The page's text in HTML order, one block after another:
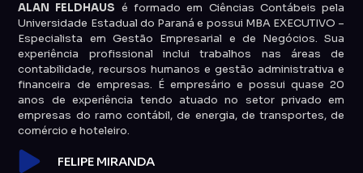
ALAN FELDHAUS é formado em Ciências Contábeis pela
Universidade Estadual do Paraná e possui MBA EXECUTIVO –
Especialista em Gestão Empresarial e de Negócios. Sua
experiência profissional inclui trabalhos nas áreas de
contabilidade, recursos humanos e gestão administrativa e
financeira de empresas. É empresário e possui quase 20
anos de experiência tendo atuado no setor privado em
empresas do ramo contábil, de energia, de transportes, de
comércio e hoteleiro.
FELIPE MIRANDA